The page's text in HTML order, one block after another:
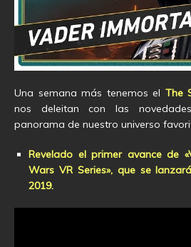
Una semana más tenemos el The
nos deleitan con las
panorama de nuestro universo
Revelado el primer avance de
Wars VR Series», que se
2019.